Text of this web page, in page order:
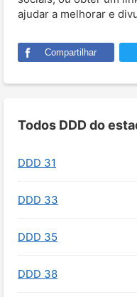
ajudar a melhorar e
Compartilhar
Todos DDD do
DDD 31
DDD 33
DDD 35
DDD 38